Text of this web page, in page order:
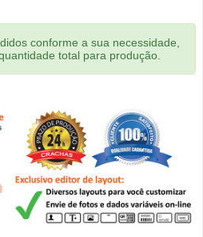
conforme a sua necessidade,
total para produção.